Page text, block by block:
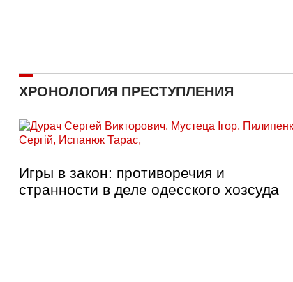
ХРОНОЛОГИЯ ПРЕСТУПЛЕНИЯ
Игры в закон: противоречия и
странности в деле одесского хозсуда